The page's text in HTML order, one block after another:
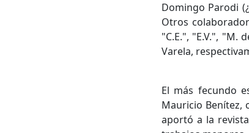
Domingo Parodi
Otros
"C.E.", "E.V.", "M.
Varela,
El más fecundo
Mauricio Benítez,
aportó a la